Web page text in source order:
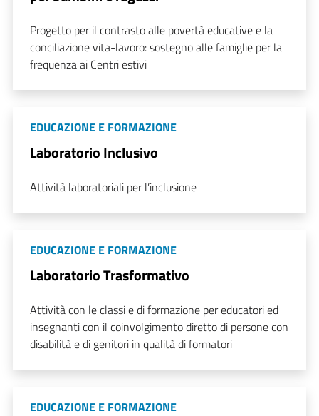
Progetto per il contrasto alle povertà educative e la
conciliazione vita-lavoro: sostegno alle famiglie per la
frequenza ai Centri estivi
EDUCAZIONE E FORMAZIONE
Laboratorio Inclusivo
Attività laboratoriali per l’inclusione
EDUCAZIONE E FORMAZIONE
Laboratorio Trasformativo
Attività con le classi e di formazione per educatori ed
insegnanti con il coinvolgimento diretto di persone con
disabilità e di genitori in qualità di formatori
EDUCAZIONE E FORMAZIONE